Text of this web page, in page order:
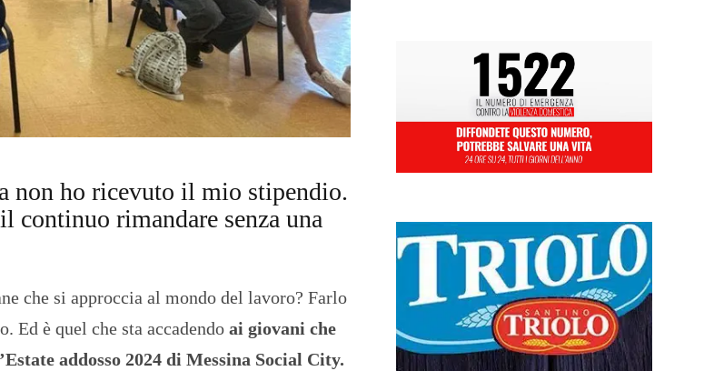
non ho ricevuto il mio stipendio.
continuo rimandare senza una
che si approccia al mondo del lavoro? Farlo
Ed è quel che sta accadendo ai giovani che
addosso 2024 di Messina Social City.